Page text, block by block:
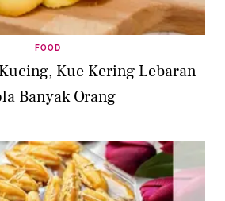
FOOD
Kue Kering Lebaran
Banyak Orang